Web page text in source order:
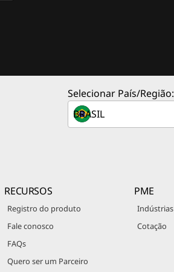
Selecionar País/Região:
RECURSOS
Registro do produto
Fale conosco
FAQs
Quero ser um Parceiro
PME
Indústrias
Cotação